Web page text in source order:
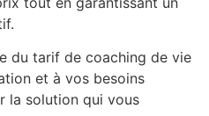
du tarif de coaching de vie
et à vos besoins
la solution qui vous